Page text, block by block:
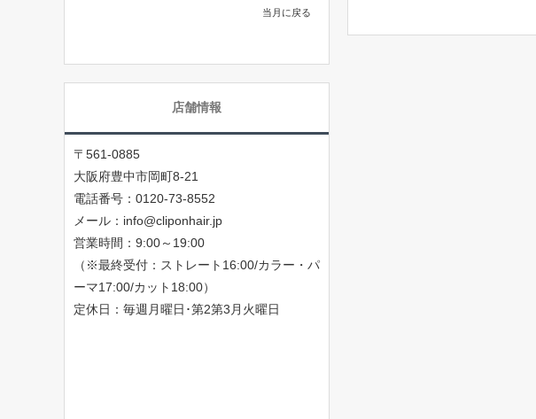
当月に戻る
店舗情報
〒561-0885
大阪府豊中市岡町8-21
電話番号：0120-73-8552
メール： info@cliponhair.jp
営業時間：9:00～19:00
（※最終受付：ストレート16:00/カラー・パ
ーマ17:00/カット18:00）
定休日：毎週月曜日･第2第3月火曜日